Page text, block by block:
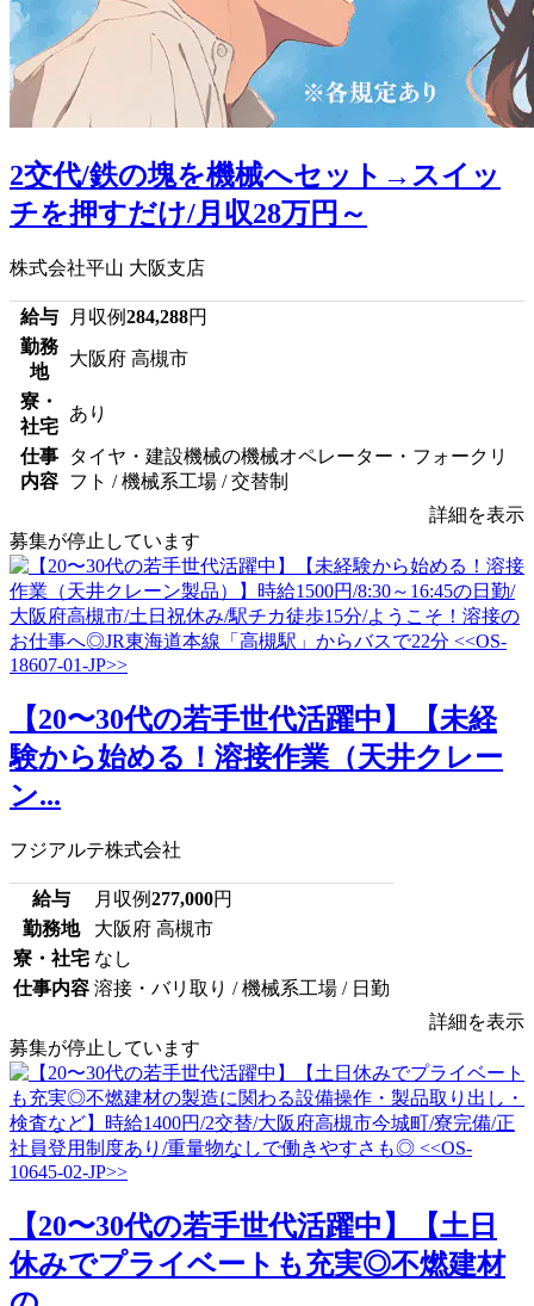
2交代/鉄の塊を機械へセット→スイッ
チを押すだけ/月収28万円～
株式会社平山 大阪支店
給与 月収例284,288円
勤務
地
大阪府 高槻市
寮・
社宅
あり
仕事
内容
タイヤ・建設機械の機械オペレーター・フォークリ
フト / 機械系工場 / 交替制
詳細を表示
募集が停止しています
【20〜30代の若手世代活躍中】【未経
験から始める！溶接作業（天井クレー
ン...
フジアルテ株式会社
給与 月収例277,000円
勤務地
大阪府 高槻市
寮・社宅 なし
仕事内容 溶接・バリ取り / 機械系工場 / 日勤
詳細を表示
募集が停止しています
【20〜30代の若手世代活躍中】【土日
休みでプライベートも充実◎不燃建材